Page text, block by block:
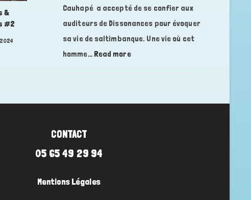
&
#2
la
Cauhapé a accepté de se confier aux
auditeurs de Dissonances pour évoquer
sa vie de saltimbanque. Une vie où cet
homme… Read more:
vie
CONTACT
05 65 49 29 94
Mentions Légales